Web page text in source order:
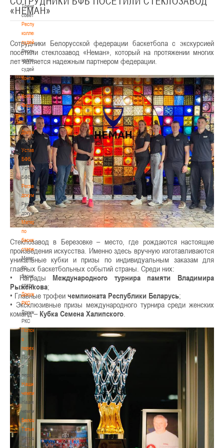
Тренерский
совет
Республиканская
коллегия
судей
Республиканская
коллегия
судей
Контакты
Контакты
Контакты
федерации
Контакты
федерации
Документы
Документы
Устав
БФБ
Устав
БФБ
Регламентирующие
документы
Регламентирующие
документы
Материалы
по
баскетбольной
статистике
Материалы
по
баскетбольной
статистике
Документы
РКС
Документы
РКС
Положение
о
переходах
Положение
о
переходах
Наши
чемпионы
Наши
чемпионы
Белошапко
Татьяна
Белошапко
Татьяна
«НЕМАН»
Сотрудники Белорусской федерации баскетбола с экскурсией
посетили стеклозавод «Неман», который на протяжении многих
лет является надежным партнером федерации.
Стеклозавод в Березовке – место, где рождаются настоящие
произведения искусства. Именно здесь вручную изготавливаются
уникальные кубки и призы по индивидуальным заказам для
главных баскетбольных событий страны. Среди них:
• Награды Международного турнира памяти Владимира
Рыженкова;
• Главные трофеи чемпионата Республики Беларусь;
• Эксклюзивные призы международного турнира среди женских
команд – Кубка Семена Халипского